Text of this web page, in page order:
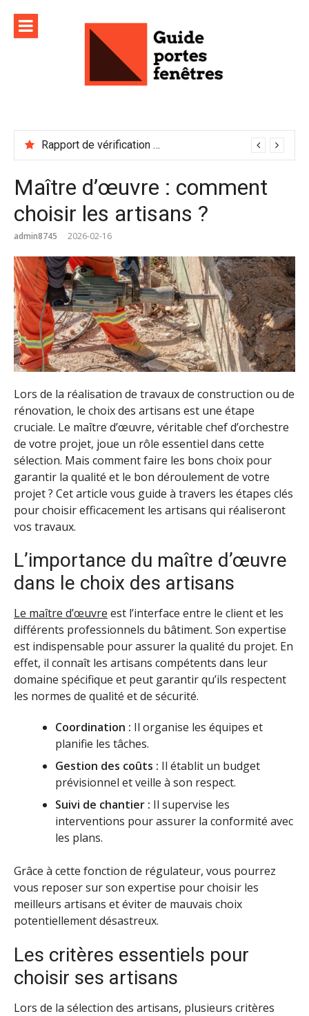
contenu
Rapport de vérification sécurité : à conserver précieusement
Maître d’œuvre : comment
choisir les artisans ?
admin8745 2026-02-16
Lors de la réalisation de travaux de construction ou de
rénovation, le choix des artisans est une étape
cruciale. Le maître d’œuvre, véritable chef d’orchestre
de votre projet, joue un rôle essentiel dans cette
sélection. Mais comment faire les bons choix pour
garantir la qualité et le bon déroulement de votre
projet ? Cet article vous guide à travers les étapes clés
pour choisir efficacement les artisans qui réaliseront
vos travaux.
L’importance du maître d’œuvre
dans le choix des artisans
Le maître d’œuvre est l’interface entre le client et les
différents professionnels du bâtiment. Son expertise
est indispensable pour assurer la qualité du projet. En
effet, il connaît les artisans compétents dans leur
domaine spécifique et peut garantir qu’ils respectent
les normes de qualité et de sécurité.
Coordination : Il organise les équipes et
planifie les tâches.
Gestion des coûts : Il établit un budget
prévisionnel et veille à son respect.
Suivi de chantier : Il supervise les
interventions pour assurer la conformité avec
les plans.
Grâce à cette fonction de régulateur, vous pourrez
vous reposer sur son expertise pour choisir les
meilleurs artisans et éviter de mauvais choix
potentiellement désastreux.
Les critères essentiels pour
choisir ses artisans
Lors de la sélection des artisans, plusieurs critères